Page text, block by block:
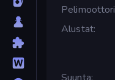
Pelimoottori
Alustat
Suunta